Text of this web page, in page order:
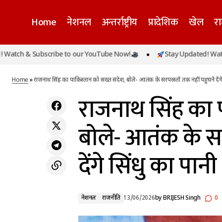
Home नेशनल अन्तर्राष्ट्रीय प्रादेशिक खेल
लखनऊ में फर्जी कॉल सेंटर का भंडाफोड़, नौकरी
नेशनल
to our YouTube Now! Stay Updated! Watch &
Home»राजनाथ सिंह का पाकिस्तान को सख्त संदेश, बोले- आतंक के सरपरस्तों तक नहीं पहुंचने देंगे
राजनाथ सिंह
बोले- आतंक के
देंगे सिंधु का पानी
नेशनल राजनीति 13/06/2026byBRIJESH Singh 0